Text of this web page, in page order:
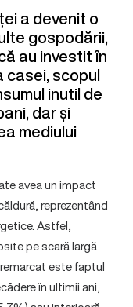
a devenit o
gospodării,
au investit în
casei, scopul
inutil de
dar și
mediului
avea un impact
reprezentând
Astfel,
pe scară largă
este faptul
în ultimii ani,